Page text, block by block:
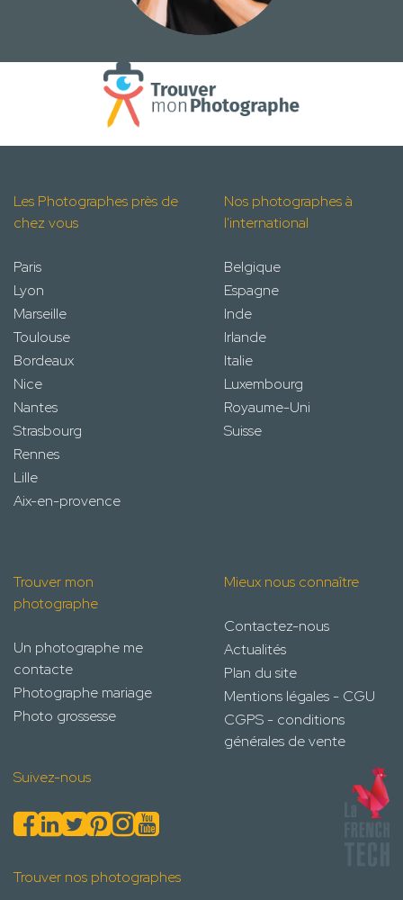
Les Photographes près de
chez vous
Paris
Lyon
Marseille
Toulouse
Bordeaux
Nice
Nantes
Strasbourg
Rennes
Lille
Aix-en-provence
Nos photographes à
l'international
Belgique
Espagne
Inde
Irlande
Italie
Luxembourg
Royaume-Uni
Suisse
Trouver mon
photographe
Un photographe me
contacte
Photographe mariage
Photo grossesse
Mieux nous connaître
Contactez-nous
Actualités
Plan du site
Mentions légales - CGU
CGPS - conditions
générales de vente
Suivez-nous
Trouver nos photographes